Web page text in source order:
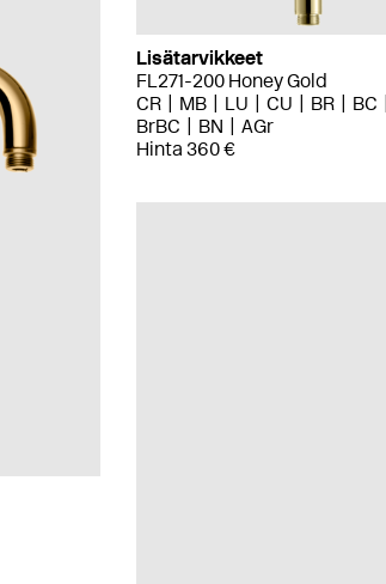
Lisätarvikkeet
FL271-200 Honey Gold
CR
MB LU CU BR
BC
BrBC
BN
AGr
Hinta 360 €